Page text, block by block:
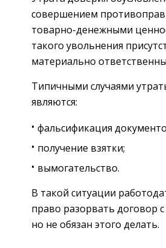
совершением
товарно-денежными
такого увольнения
материально
Типичными случаями
являются:
фальсификация
получение взятки;
вымогательство.
В такой ситуации
право разорвать договор
но не обязан этого делать.